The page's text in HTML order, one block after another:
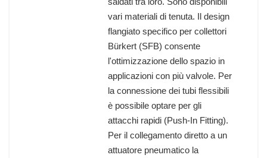
vari materiali di tenuta. Il design
flangiato specifico per collettori
Bürkert (SFB) consente
l'ottimizzazione dello spazio in
applicazioni con più valvole. Per
la connessione dei tubi flessibili
è possibile optare per gli
attacchi rapidi (Push-In Fitting).
Per il collegamento diretto a un
attuatore pneumatico la